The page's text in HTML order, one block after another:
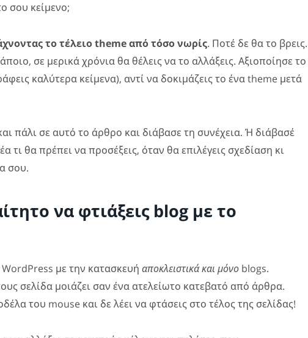
σου κείμενο;
το τέλειο theme από τόσο νωρίς. Ποτέ δε θα το βρεις.
σε μερικά χρόνια θα θέλεις να το αλλάξεις. Αξιοποίησε το
καλύτερα κείμενα), αντί να δοκιμάζεις το ένα theme μετά
πάλι σε αυτό το άρθρο και διάβασε τη συνέχεια. Ή διάβασέ
τι θα πρέπει να προσέξεις, όταν θα επιλέγεις σχεδίαση κι
σου.
να φτιάξεις blog με το
με την κατασκευή αποκλειστικά και μόνοblogs.
σελίδα μοιάζει σαν ένα ατελείωτο κατεβατό από άρθρα.
του mouse και δε λέει να φτάσεις στο τέλος της σελίδας!